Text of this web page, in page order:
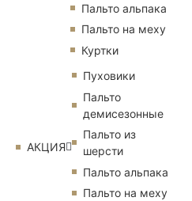
Пальто альпака
Пальто на меху
Куртки
АКЦИЯ
Пуховики
Пальто
демисезонные
Пальто из
шерсти
Пальто альпака
Пальто на меху